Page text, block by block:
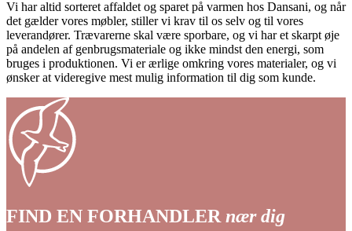
Vi har altid sorteret affaldet og sparet på varmen hos Dansani, og når
det gælder vores møbler, stiller vi krav til os selv og til vores
leverandører. Trævarerne skal være sporbare, og vi har et skarpt øje
på andelen af genbrugsmateriale og ikke mindst den energi, som
bruges i produktionen. Vi er ærlige omkring vores materialer, og vi
ønsker at videregive mest mulig information til dig som kunde.
FIND EN FORHANDLER nær dig